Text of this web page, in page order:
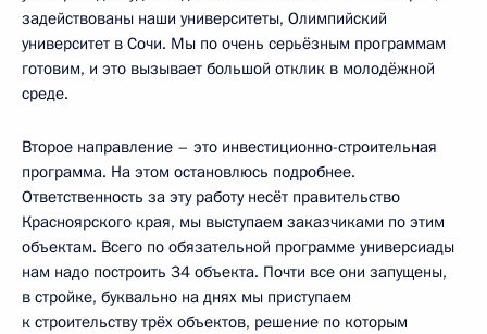
задействованы наши университеты, Олимпийский
университет в Сочи. Мы по очень серьёзным программам
готовим, и это вызывает большой отклик в молодёжной
среде.
Второе направление – это инвестиционно-строительная
программа. На этом остановлюсь подробнее.
Ответственность за эту работу несёт правительство
Красноярского края, мы выступаем заказчиками по этим
объектам. Всего по обязательной программе универсиады
нам надо построить 34 объекта. Почти все они запущены,
в стройке, буквально на днях мы приступаем
к строительству трёх объектов, решение по которым